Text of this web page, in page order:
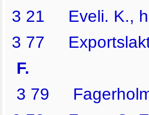
3 21 Eveli. K.,
3 77
F.
3 79